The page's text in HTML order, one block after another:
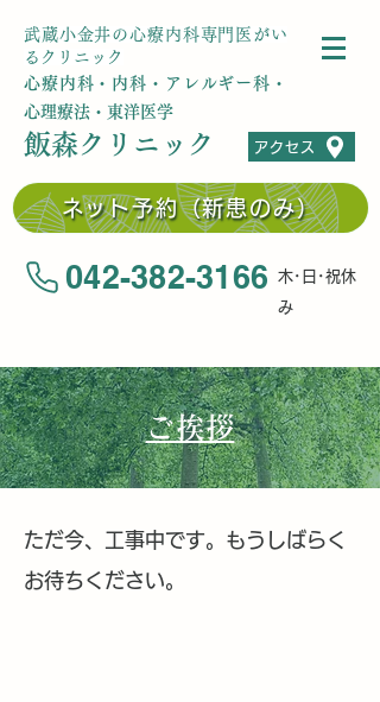
武蔵小金井の心療内科専門医がい
るクリニック
心療内科・内科・アレルギー科・
心理療法・東洋医学
飯森クリニック アクセス
ネット予約（新患のみ）
042-382-3166
木･日･祝休
み
​ご挨拶
​ただ今、工事中です。もうしばらく
お待ちください。